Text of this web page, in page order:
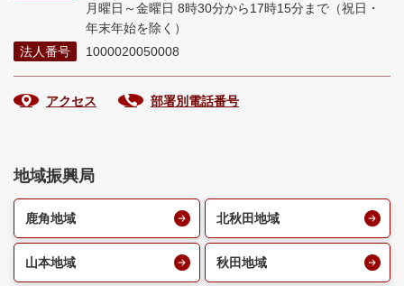
月曜日～金曜日 8時30分から17時15分まで （祝日・
年末年始を除く）
法人番号
1000020050008
アクセス 部署別電話番号
地域振興局
鹿角地域 北秋田地域
山本地域 秋田地域